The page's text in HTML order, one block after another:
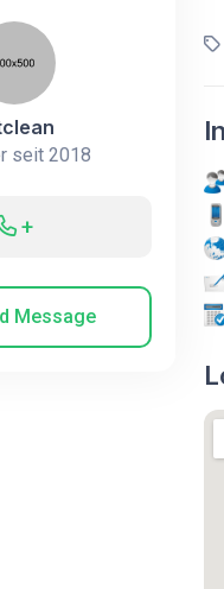
seit 2018
+
Message